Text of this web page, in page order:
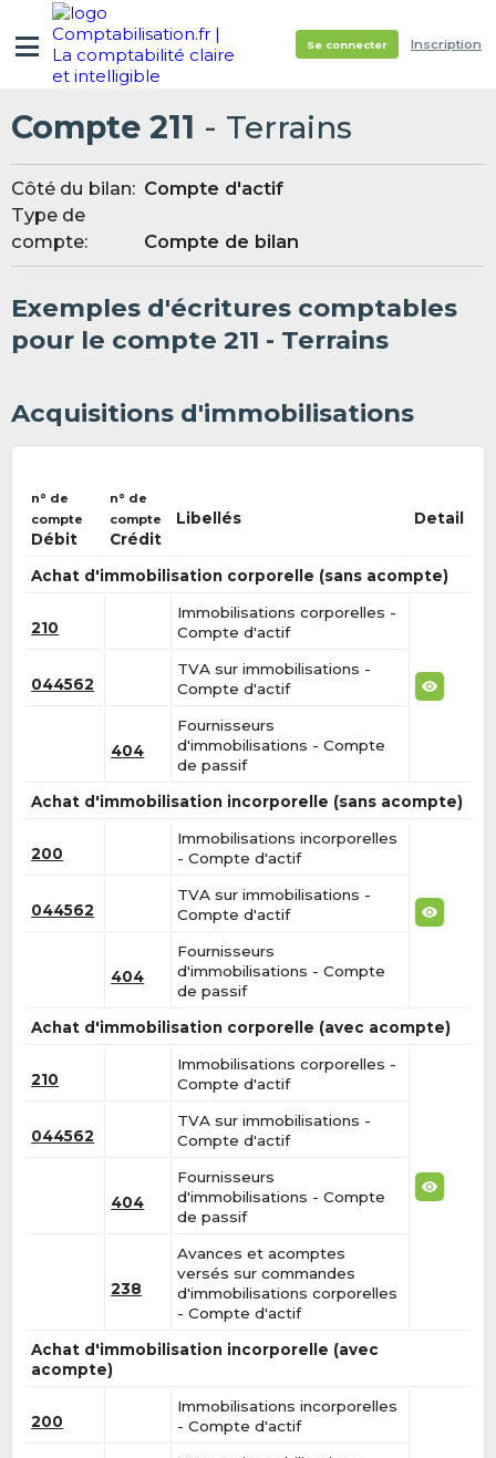
Se connecter Inscription
Compte 211 - Terrains
Côté du bilan: Compte d'actif
Type de
compte:
Compte de bilan
Exemples d'écritures comptables
pour le compte 211 - Terrains
Acquisitions d'immobilisations
n° de
compte
Débit
n° de
compte
Crédit
Libellés Detail
Achat d'immobilisation corporelle (sans acompte)
210
Immobilisations corporelles -
Compte d'actif
044562
TVA sur immobilisations -
Compte d'actif
404
Fournisseurs
d'immobilisations - Compte
de passif
Achat d'immobilisation incorporelle (sans acompte)
200
Immobilisations incorporelles
- Compte d'actif
044562
TVA sur immobilisations -
Compte d'actif
404
Fournisseurs
d'immobilisations - Compte
de passif
Achat d'immobilisation corporelle (avec acompte)
210
Immobilisations corporelles -
Compte d'actif
044562
TVA sur immobilisations -
Compte d'actif
404
Fournisseurs
d'immobilisations - Compte
de passif
238
Avances et acomptes
versés sur commandes
d'immobilisations corporelles
- Compte d'actif
Achat d'immobilisation incorporelle (avec
acompte)
200
Immobilisations incorporelles
- Compte d'actif